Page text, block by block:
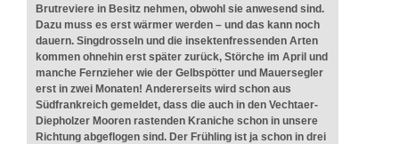
Brutreviere in Besitz nehmen, obwohl sie anwesend sind.
Dazu muss es erst wärmer werden – und das kann noch
dauern. Singdrosseln und die insektenfressenden Arten
kommen ohnehin erst später zurück, Störche im April und
manche Fernzieher wie der Gelbspötter und Mauersegler
erst in zwei Monaten! Andererseits wird schon aus
Südfrankreich gemeldet, dass die auch in den Vechtaer-
Diepholzer Mooren rastenden Kraniche schon in unsere
Richtung abgeflogen sind. Der Frühling ist ja schon in drei